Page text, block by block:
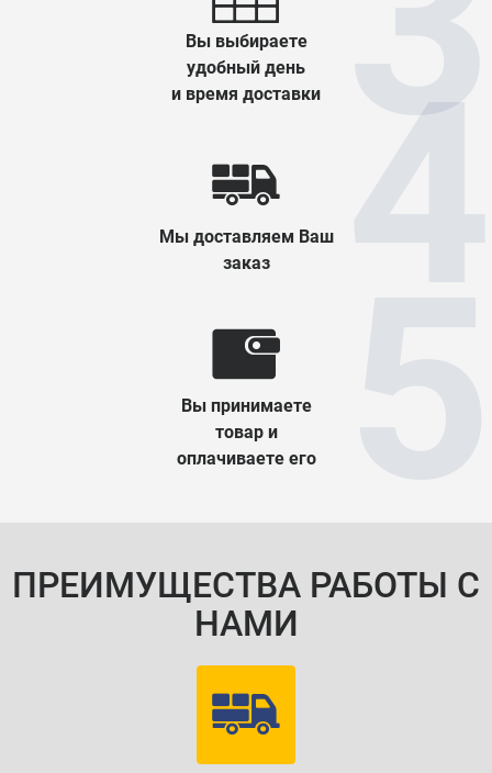
Вы выбираете
удобный день
и время доставки
Мы доставляем Ваш
заказ
Вы принимаете
товар и
оплачиваете его
ПРЕИМУЩЕСТВА РАБОТЫ С
НАМИ